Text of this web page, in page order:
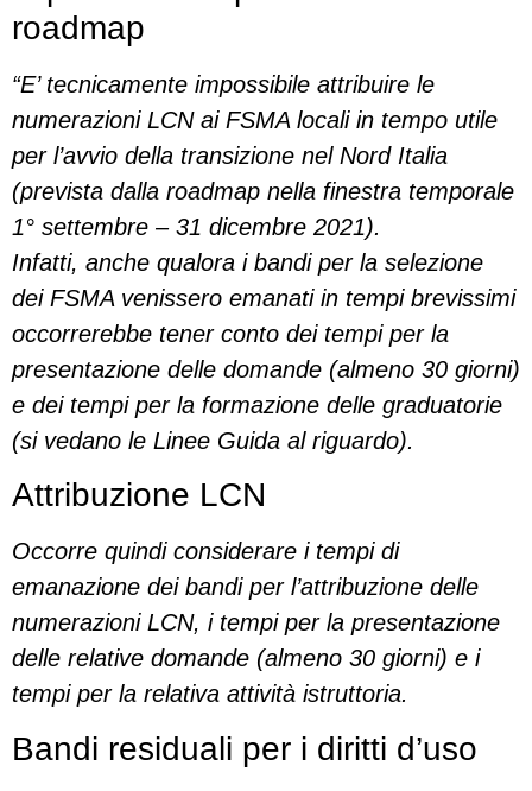
roadmap
“E’ tecnicamente impossibile attribuire le
numerazioni LCN ai FSMA locali in tempo utile
per l’avvio della transizione nel Nord Italia
(prevista dalla roadmap nella finestra temporale
1° settembre – 31 dicembre 2021).
Infatti, anche qualora i bandi per la selezione
dei FSMA venissero emanati in tempi brevissimi
occorrerebbe tener conto dei tempi per la
presentazione delle domande (almeno 30 giorni)
e dei tempi per la formazione delle graduatorie
(si vedano le Linee Guida al riguardo).
Attribuzione LCN
Occorre quindi considerare i tempi di
emanazione dei bandi per l’attribuzione delle
numerazioni LCN, i tempi per la presentazione
delle relative domande (almeno 30 giorni) e i
tempi per la relativa attività istruttoria.
Bandi residuali per i diritti d’uso